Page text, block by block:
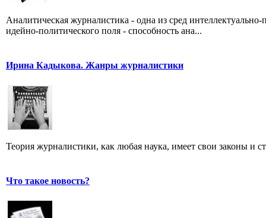
Аналитическая журналистика - одна из сред
идейно-политического поля - способность ана...
Ирина Кадыкова. Жанры журналистики
Теория журналистики, как любая наука, имеет свои законы и
Что такое новость?